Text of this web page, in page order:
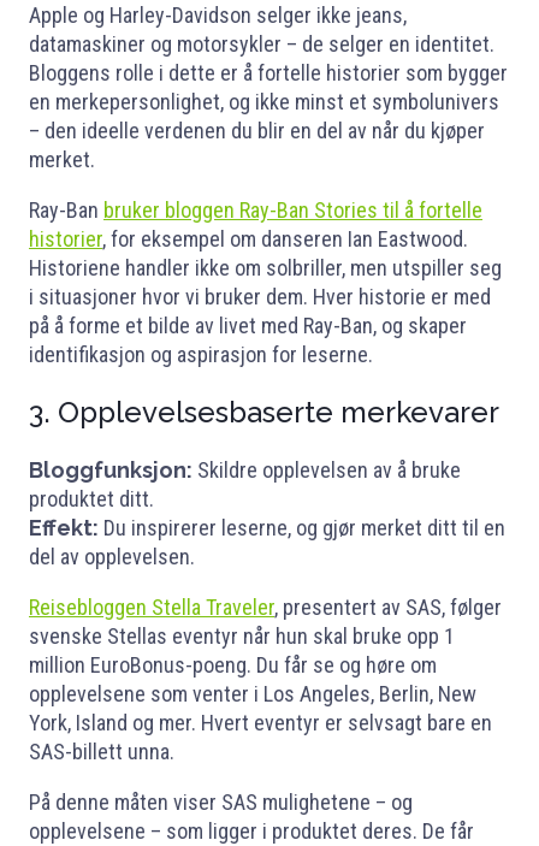
Apple og Harley-Davidson selger ikke jeans,
datamaskiner og motorsykler – de selger en identitet.
Bloggens rolle i dette er å fortelle historier som bygger
en merkepersonlighet, og ikke minst et symbolunivers
– den ideelle verdenen du blir en del av når du kjøper
merket.
Ray-Ban bruker bloggen Ray-Ban Stories til å fortelle
historier, for eksempel om danseren Ian Eastwood.
Historiene handler ikke om solbriller, men utspiller seg
i situasjoner hvor vi bruker dem. Hver historie er med
på å forme et bilde av livet med Ray-Ban, og skaper
identifikasjon og aspirasjon for leserne.
3. Opplevelsesbaserte merkevarer
Bloggfunksjon: Skildre opplevelsen av å bruke
produktet ditt.
Effekt: Du inspirerer leserne, og gjør merket ditt til en
del av opplevelsen.
Reisebloggen Stella Traveler, presentert av SAS, følger
svenske Stellas eventyr når hun skal bruke opp 1
million EuroBonus-poeng. Du får se og høre om
opplevelsene som venter i Los Angeles, Berlin, New
York, Island og mer. Hvert eventyr er selvsagt bare en
SAS-billett unna.
På denne måten viser SAS mulighetene – og
opplevelsene – som ligger i produktet deres. De får